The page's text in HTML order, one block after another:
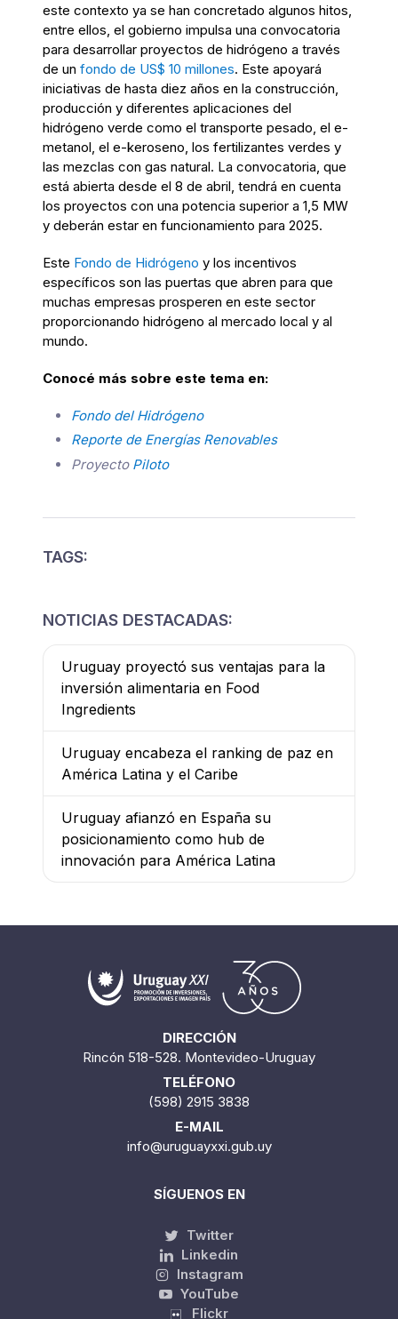
este contexto ya se han concretado algunos hitos,
entre ellos, el gobierno impulsa una convocatoria
para desarrollar proyectos de hidrógeno a través
de un fondo de US$ 10 millones. Este apoyará
iniciativas de hasta diez años en la construcción,
producción y diferentes aplicaciones del
hidrógeno verde como el transporte pesado, el e-
metanol, el e-keroseno, los fertilizantes verdes y
las mezclas con gas natural. La convocatoria, que
está abierta desde el 8 de abril, tendrá en cuenta
los proyectos con una potencia superior a 1,5 MW
y deberán estar en funcionamiento para 2025.
Este Fondo de Hidrógeno y los incentivos
específicos son las puertas que abren para que
muchas empresas prosperen en este sector
proporcionando hidrógeno al mercado local y al
mundo.
Conocé más sobre este tema en:
Fondo del Hidrógeno
Reporte de Energías Renovables
Proyecto Piloto
TAGS:
NOTICIAS DESTACADAS:
Uruguay proyectó sus ventajas para la
inversión alimentaria en Food
Ingredients
Uruguay encabeza el ranking de paz en
América Latina y el Caribe
Uruguay afianzó en España su
posicionamiento como hub de
innovación para América Latina
DIRECCIÓN
Rincón 518-528. Montevideo-Uruguay
TELÉFONO
(598) 2915 3838
E-MAIL
info@uruguayxxi.gub.uy
SÍGUENOS EN
Twitter
Linkedin
Instagram
YouTube
Flickr